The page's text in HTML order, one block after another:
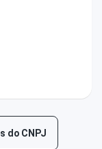
do CNPJ